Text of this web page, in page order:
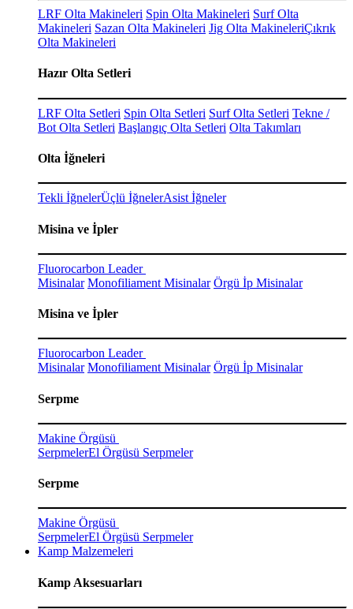
LRF Olta Makineleri Spin Olta Makineleri Surf Olta
Makineleri Sazan Olta Makineleri Jig Olta MakineleriÇıkrık
Olta Makineleri
Hazır Olta Setleri
LRF Olta Setleri Spin Olta Setleri Surf Olta Setleri Tekne /
Bot Olta Setleri Başlangıç Olta Setleri Olta Takımları
Olta İğneleri
Tekli İğnelerÜçlü İğnelerAsist İğneler
Misina ve İpler
Fluorocarbon Leader
Misinalar Monofiliament Misinalar Örgü İp Misinalar
Misina ve İpler
Fluorocarbon Leader
Misinalar Monofiliament Misinalar Örgü İp Misinalar
Serpme
Makine Örgüsü
SerpmelerEl Örgüsü Serpmeler
Serpme
Makine Örgüsü
SerpmelerEl Örgüsü Serpmeler
Kamp Malzemeleri
Kamp Aksesuarları